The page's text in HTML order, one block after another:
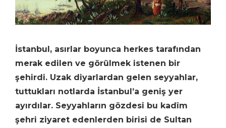
İstanbul, asırlar boyunca herkes tarafından
merak edilen ve görülmek istenen bir
şehirdi. Uzak diyarlardan gelen seyyahlar,
tuttukları notlarda İstanbul’a geniş yer
ayırdılar. Seyyahların gözdesi bu kadîm
şehri ziyaret edenlerden birisi de Sultan